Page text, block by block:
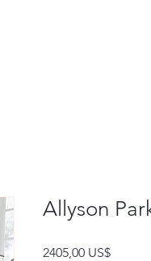
Allyson
2405,00 US$Precio